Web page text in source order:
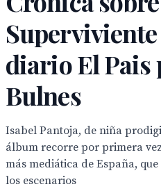
diario El Pais
Bulnes
Isabel Pantoja, de niña
álbum recorre por primera
más mediática de España,
los escenarios